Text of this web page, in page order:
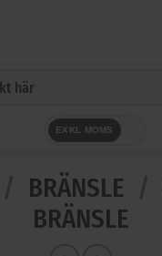
EXKL MOMS
BRÄNSLE
BRÄNSLE